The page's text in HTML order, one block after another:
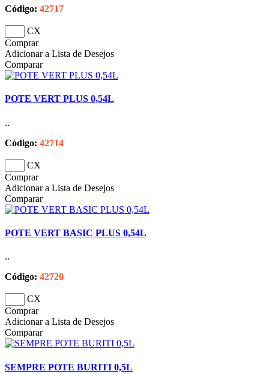
Código: 42717
CX
Comprar
Adicionar a Lista de Desejos
Comparar
POTE VERT PLUS 0,54L
..
Código: 42714
CX
Comprar
Adicionar a Lista de Desejos
Comparar
POTE VERT BASIC PLUS 0,54L
..
Código: 42720
CX
Comprar
Adicionar a Lista de Desejos
Comparar
SEMPRE POTE BURITI 0,5L